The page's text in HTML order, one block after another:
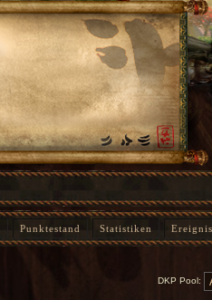
Punktestand Statistiken
DKP Pool: